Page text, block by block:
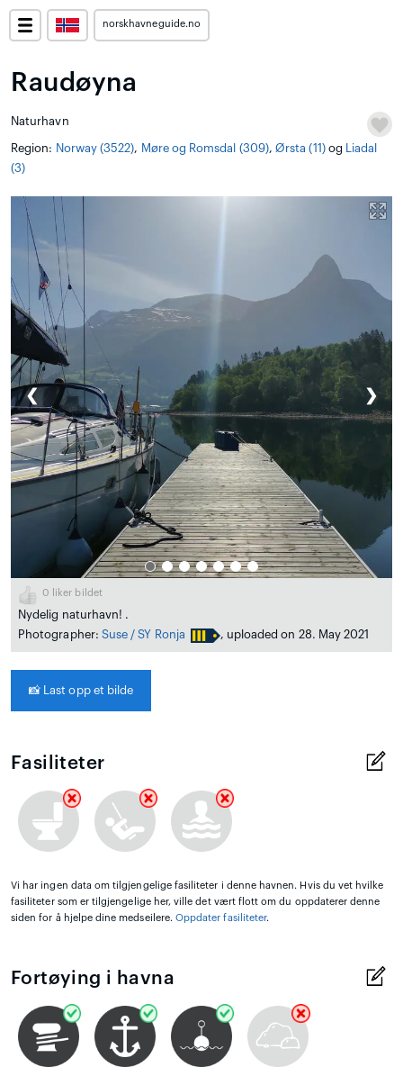
norskhavneguide.no
Raudøyna
Naturhavn
Region: Norway (3522), Møre og Romsdal (309),Ørsta (11)og
Liadal
(3)
❮ ❯
0 liker bildet
Nydelig naturhavn! .
Photographer: Suse / SY Ronja , uploaded on 28. May 2021
📸 Last opp et bilde
Fasiliteter
Vi har ingen data om tilgjengelige fasiliteter i denne havnen. Hvis du vet hvilke
fasiliteter som er tilgjengelige her, ville det vært flott om du oppdaterer denne
siden for å hjelpe dine medseilere. Oppdater fasiliteter.
Fortøying i havna